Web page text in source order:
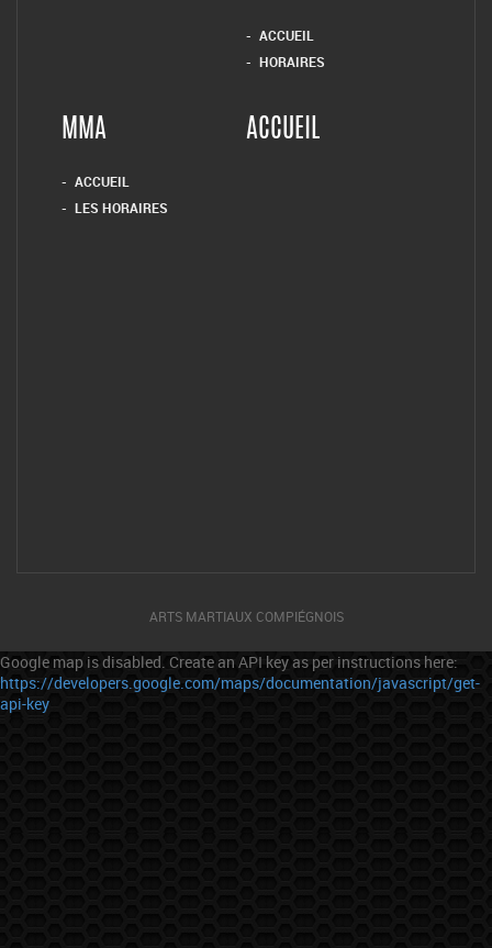
ACCUEIL
HORAIRES
MMA
ACCUEIL
LES HORAIRES
ACCUEIL
ARTS MARTIAUX COMPIÉGNOIS
Google map is disabled. Create an API key as per instructions here:
https://developers.google.com/maps/documentation/javascript/get-
api-key